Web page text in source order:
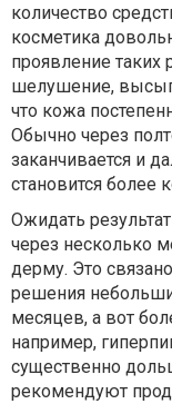
количество
косметика
проявление таких
шелушение,
что кожа
Обычно через
заканчивается и
становится более
Ожидать
через несколько
дерму. Это
решения
месяцев, а вот
например,
существенно
рекомендуют